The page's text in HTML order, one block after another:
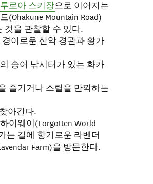
투로아 스키장으로 이어지는
Mountain Road)
것을 관찰할 수 있다.
이로운 산악 경관과 황가
송어 낚시터가 있는 화카
즐기거나 스릴을 만끽하는
아간다.
이웨이(Forgotten World
는 길에 향기로운 라벤더
Farm)을 방문한다.